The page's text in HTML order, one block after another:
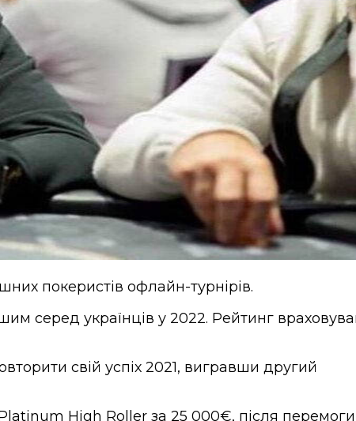
покеристів офлайн-турнірів.
серед українців у 2022. Рейтинг
свій успіх 2021, вигравши другий
High Roller за 25 000€, після